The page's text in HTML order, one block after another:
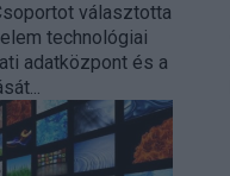
választotta
technológiai
adatközpont és a